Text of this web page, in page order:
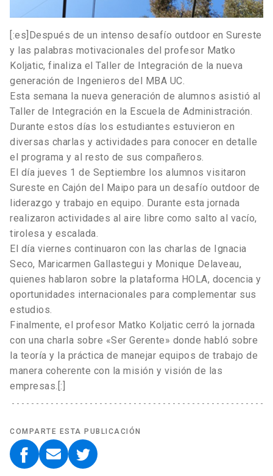
[:es]Después de un intenso desafío outdoor en Sureste
y las palabras motivacionales del profesor Matko
Koljatic, finaliza el Taller de Integración de la nueva
generación de Ingenieros del MBA UC.
Esta semana la nueva generación de alumnos asistió al
Taller de Integración en la Escuela de Administración.
Durante estos días los estudiantes estuvieron en
diversas charlas y actividades para conocer en detalle
el programa y al resto de sus compañeros.
El día jueves 1 de Septiembre los alumnos visitaron
Sureste en Cajón del Maipo para un desafío outdoor de
liderazgo y trabajo en equipo. Durante esta jornada
realizaron actividades al aire libre como salto al vacío,
tirolesa y escalada.
El día viernes continuaron con las charlas de Ignacia
Seco, Maricarmen Gallastegui y Monique Delaveau,
quienes hablaron sobre la plataforma HOLA, docencia y
oportunidades internacionales para complementar sus
estudios.
Finalmente, el profesor Matko Koljatic cerró la jornada
con una charla sobre «Ser Gerente» donde habló sobre
la teoría y la práctica de manejar equipos de trabajo de
manera coherente con la misión y visión de las
empresas.[:]
COMPARTE ESTA PUBLICACIÓN